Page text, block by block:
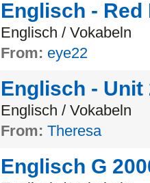
Englisch - Red
Englisch / Vokabeln
From: eye22
Englisch - Unit
Englisch / Vokabeln
From: Theresa
Englisch G